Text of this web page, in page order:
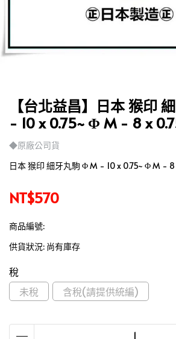
【台北益昌】日本 猴印
- 10 x 0.75~ Φ M - 8 x
◆原廠公司貨
日本 猴印 細牙丸駒 Φ M - 10 x 0.75~ Φ M - 8
NT$570
商品編號:
供貨狀況: 尚有庫存
稅
未稅
含稅(請提供統編)